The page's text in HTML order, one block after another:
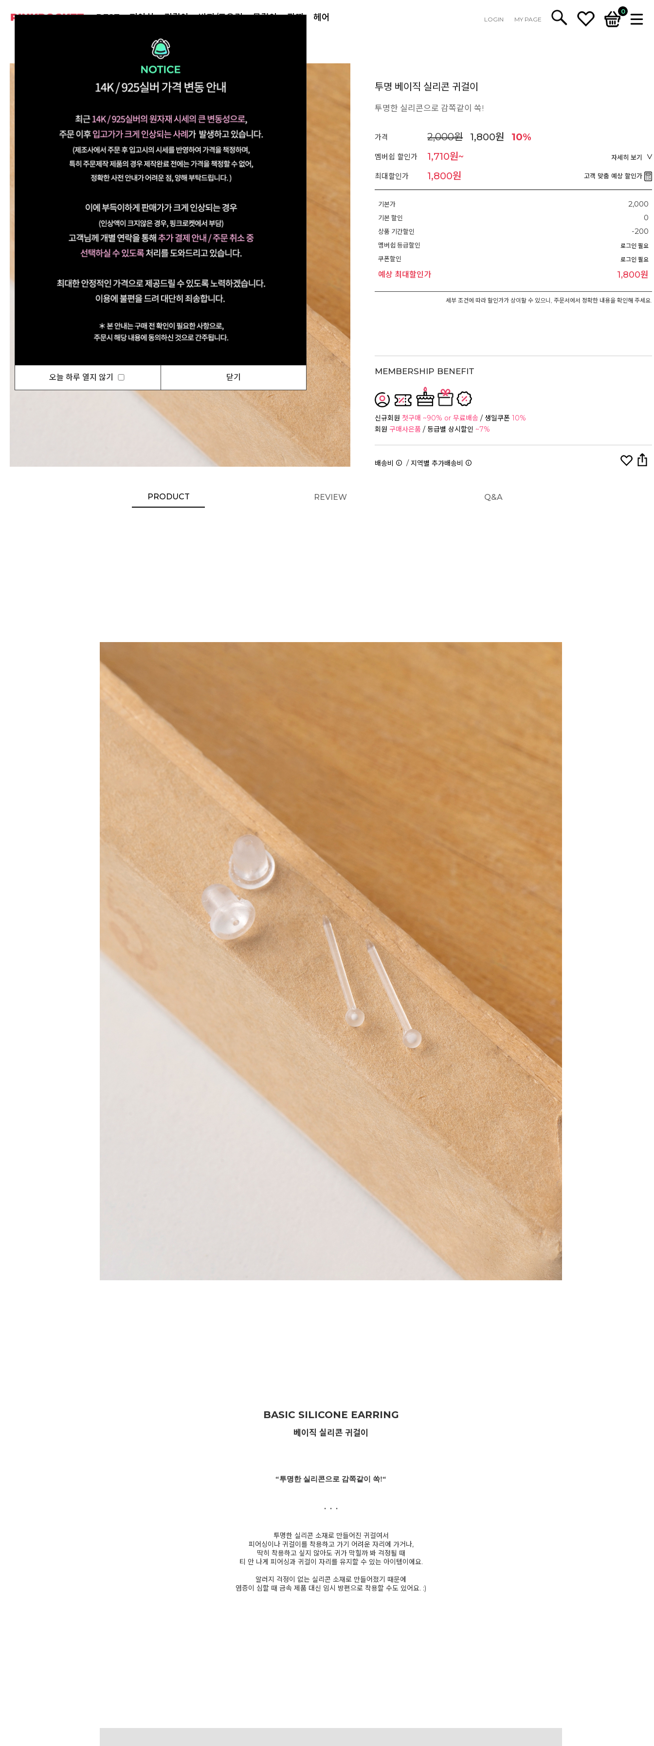
BEST 피어싱 귀걸이 반지/토우링 목걸이 팔찌 헤어 LOGIN MY PAGE
0
투명 베이직 실리콘 귀걸이
투명한 실리콘으로 감쪽같이 쏙!
가격 2,000원 1,800원 10%
멤버쉽 할인가 1,710원~ 자세히 보기
최대할인가 1,800원 고객 맞춤 예상 할인가
기본가 2,000
기본 할인 0
상품 기간할인 -200
멤버쉽 등급할인 로그인 필요
쿠폰할인 로그인 필요
예상 최대할인가 1,800원
세부 조건에 따라 할인가가 상이할 수 있으니, 주문서에서 정확한 내용을 확인해 주세요.
MEMBERSHIP BENEFIT
신규회원 첫구매 ~90% or 무료배송 / 생일쿠폰 10%
회원 구매사은품 / 등급별 상시할인 ~7%
배송비 /지역별 추가배송비
PRODUCT REVIEW Q&A
BASIC SILICONE EARRING
베이직 실리콘 귀걸이
“투명한 실리콘으로 감쪽같이 쏙!“
. . .
투명한 실리콘 소재로 만들어진 귀걸여서
피어싱이나 귀걸이를 착용하고 가기 어려운 자리에 가거나,
딱히 착용하고 싶지 않아도 귀가 막힐까 봐 걱정될 때
티 안 나게 피어싱과 귀걸이 자리를 유지할 수 있는 아이템이에요.
알러지 걱정이 없는 실리콘 소재로 만들어졌기 때문에
염증이 심할 때 금속 제품 대신 임시 방편으로 착용할 수도 있어요. :)
오늘 하루 열지 않기 닫기